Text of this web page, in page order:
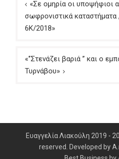
άρθρων
«Σε ομηρία οι υποψήφιοι
σωφρονιστικά καταστήματα
6Κ/2018»
«‘’Στενάζει βαριά ’’ και ο
Τυρνάβου»
Ευαγγελία Λιακούλη 2019 -
reserved. Developed by